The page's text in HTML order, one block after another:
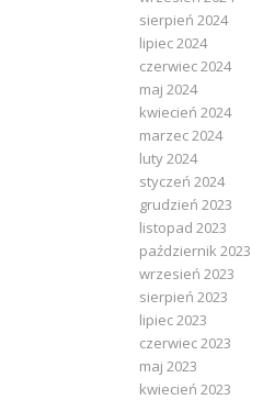
sierpień 2024
lipiec 2024
czerwiec 2024
maj 2024
kwiecień 2024
marzec 2024
luty 2024
styczeń 2024
grudzień 2023
listopad 2023
październik 2023
wrzesień 2023
sierpień 2023
lipiec 2023
czerwiec 2023
maj 2023
kwiecień 2023